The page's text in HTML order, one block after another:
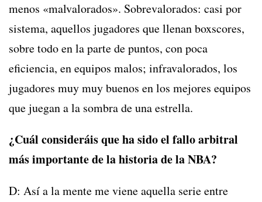
menos «malvalorados». Sobrevalorados: casi por
sistema, aquellos jugadores que llenan boxscores,
sobre todo en la parte de puntos, con poca
eficiencia, en equipos malos; infravalorados, los
jugadores muy muy buenos en los mejores equipos
que juegan a la sombra de una estrella.
¿Cuál consideráis que ha sido el fallo arbitral
más importante de la historia de la NBA?
D: Así a la mente me viene aquella serie entre